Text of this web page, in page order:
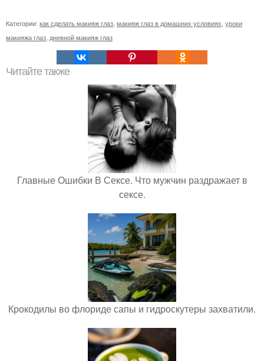
Категории: как сделать макияж глаз макияж глаз в домашних условиях уроки
макияжа глаз дневной макияж глаз
Читайте также
Главные Ошибки В Сексе. Что мужчин раздражает в
сексе.
Крокодилы во флориде сапы и гидроскутеры захватили.